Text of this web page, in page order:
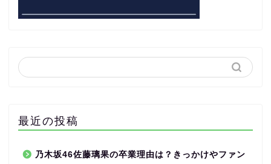
最近の投稿
乃木坂46佐藤璃果の卒業理由は？きっかけやファン